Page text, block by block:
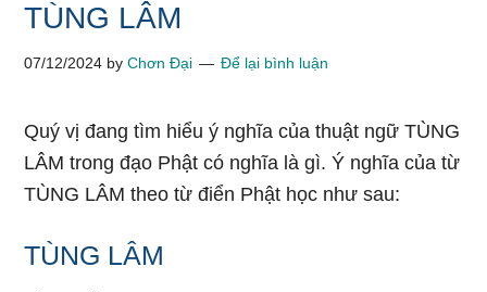
TÙNG LÂM
07/12/2024 byChơn Đại Để lại bình luận
Quý vị đang tìm hiểu ý nghĩa của thuật ngữ TÙNG
LÂM trong đạo Phật có nghĩa là gì. Ý nghĩa của từ
TÙNG LÂM theo từ điển Phật học như sau:
TÙNG LÂM